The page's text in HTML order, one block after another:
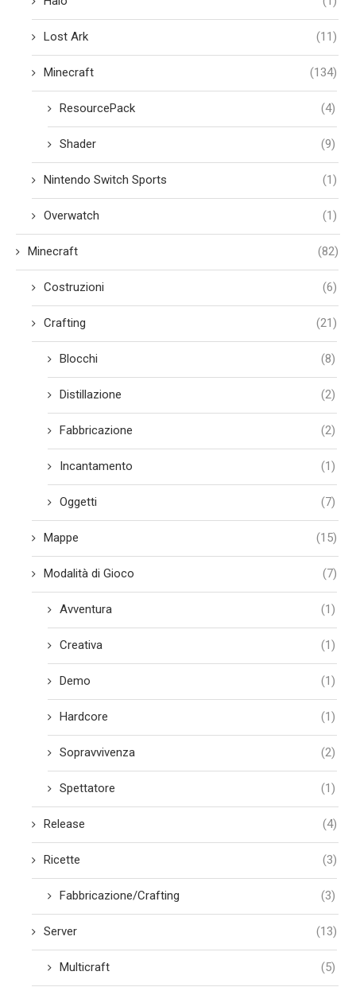
Lost Ark (11)
Minecraft (134)
ResourcePack (4)
Shader (9)
Nintendo Switch Sports (1)
Overwatch (1)
Minecraft (82)
Costruzioni (6)
Crafting (21)
Blocchi (8)
Distillazione (2)
Fabbricazione (2)
Incantamento (1)
Oggetti (7)
Mappe (15)
Modalità di Gioco (7)
Avventura (1)
Creativa (1)
Demo (1)
Hardcore (1)
Sopravvivenza (2)
Spettatore (1)
Release (4)
Ricette (3)
Fabbricazione/Crafting (3)
Server (13)
Multicraft (5)